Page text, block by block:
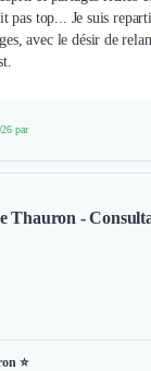
pas top... Je suis
avec le désir de
par
Thauron -
⭐